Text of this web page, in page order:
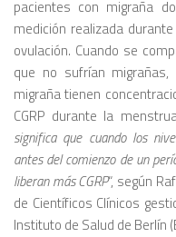
pacientes con migraña
medición realizada
ovulación. Cuando se
que no sufrían
migraña tienen
CGRP durante la
significa que cuando los
antes del comienzo de un
liberan más CGRP“, según
de Científicos Clínicos
Instituto de Salud de Berlín